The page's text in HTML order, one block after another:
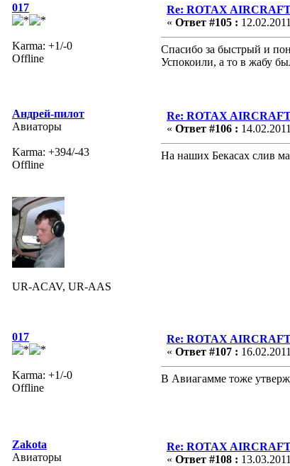
017
Karma: +1/-0
Offline
Re: ROTAX
« Ответ #105 :
Спасибо за быстрый и
Успокоили, а то в жабу
Андрей-пилот
Авиаторы
Karma: +394/-43
Offline
UR-ACAV, UR-AAS
Re: ROTAX
« Ответ #106 :
На наших Бекасах слив
017
Karma: +1/-0
Offline
Re: ROTAX
« Ответ #107 :
В Авиагамме тоже
Zakota
Авиаторы
Re: ROTAX
« Ответ #108 :